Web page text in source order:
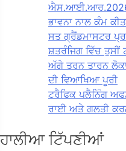
ਐਸ.ਆਈ.ਆਰ.2026
ਭਾਵਨਾ ਨਾਲ ਕੰਮ
ਸਤ ਗ੍ਰੈਂਡਮਾਸਟਰ
ਸ਼ਤਰੰਜਿਗ ਵਿੱਚ ਤੁਸੀਂ
ਅੱਗੇ ਤਰਨ ਤਾਰਨ
ਦੀ ਵਿਆਖਿਆ ਪੂਰੀ
ਟਰੈਫਿਕ ਪਲੈਨਿੰਗ
ਰਾਈ ਅਤੇ ਗਲਤੀ
ਹਾਲੀਆ ਟਿੱਪਣੀਆਂ